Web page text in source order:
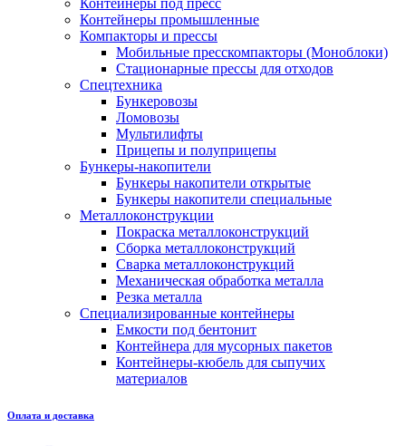
Контейнеры промышленные
Компакторы и прессы
Мобильные пресскомпакторы (Моноблоки)
Стационарные прессы для отходов
Спецтехника
Бункеровозы
Ломовозы
Мультилифты
Прицепы и полуприцепы
Бункеры-накопители
Бункеры накопители открытые
Бункеры накопители специальные
Металлоконструкции
Покраска металлоконструкций
Сборка металлоконструкций
Сварка металлоконструкций
Механическая обработка металла
Резка металла
Специализированные контейнеры
Емкости под бентонит
Контейнера для мусорных пакетов
Контейнеры-кюбель для сыпучих
материалов
Оплата и доставка